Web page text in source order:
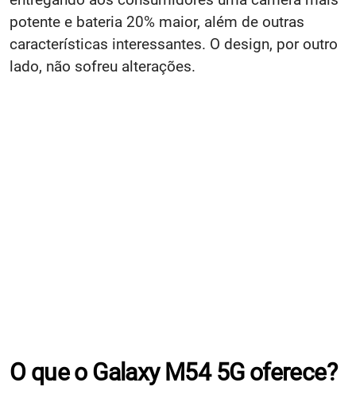
potente e bateria 20% maior, além de outras
características interessantes. O design, por outro
lado, não sofreu alterações.
O que o Galaxy M54 5G oferece?